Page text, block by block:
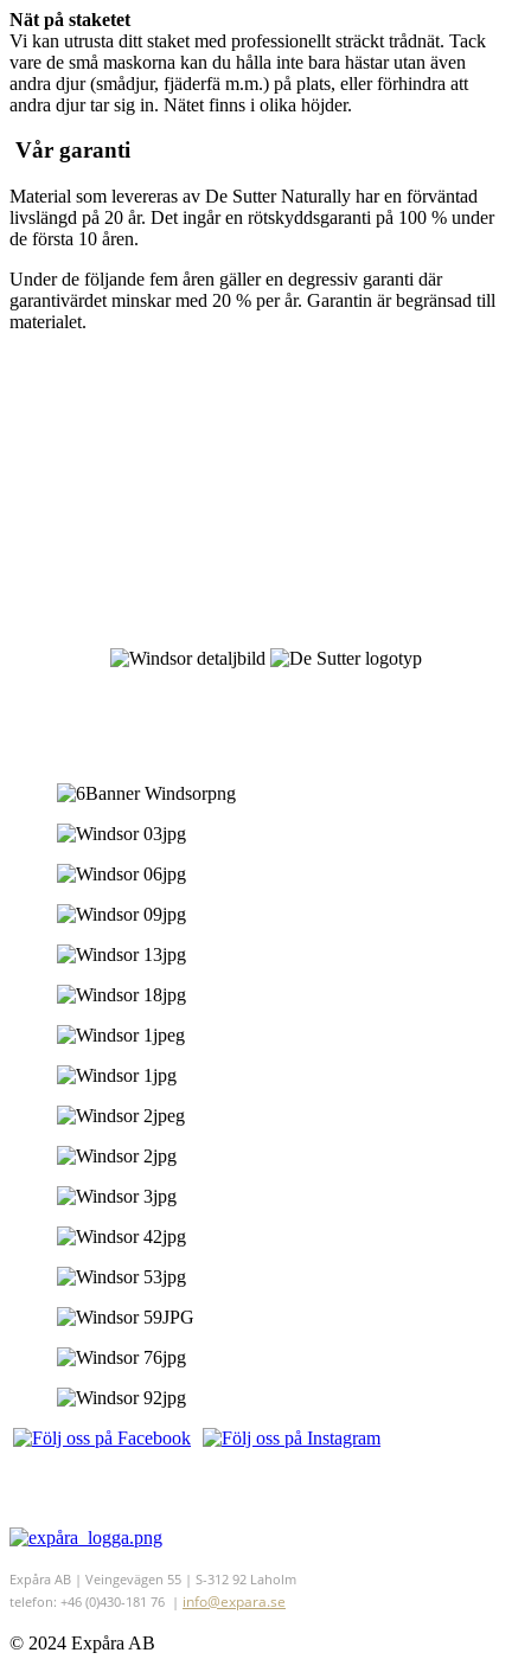
Nät på staketet
Vi kan utrusta ditt staket med professionellt sträckt trådnät. Tack
vare de små maskorna kan du hålla inte bara hästar utan även
andra djur (smådjur, fjäderfä m.m.) på plats, eller förhindra att
andra djur tar sig in. Nätet finns i olika höjder.
Vår garanti
Material som levereras av De Sutter Naturally har en förväntad
livslängd på 20 år. Det ingår en rötskydds­garanti på 100 % under
de första 10 åren.
Under de följande fem åren gäller en degressiv garanti där
garantivärdet minskar med 20 % per år. Garantin är begränsad till
materialet.
Expåra AB | Veingevägen 55 | S-312 92 Laholm
telefon: +46 (0)430-181 76 | info@expara.se
© 2024 Expåra AB